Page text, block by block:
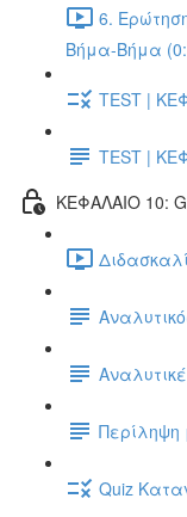
6.
Βήμα-Βήμα
TEST |
TEST |
ΚΕΦΑΛΑΙΟ 10:
Περίληψη
Quiz